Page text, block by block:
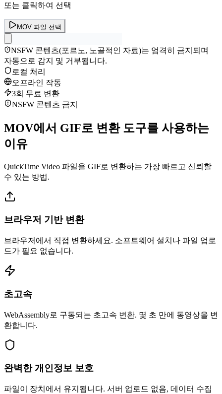
또는 클릭하여 선택
MOV 파일 선택
NSFW 콘텐츠(포르노, 노골적인 자료)는 엄격히 금지되며
자동으로 감지 및 거부됩니다.
로컬 처리
오프라인 작동
3회 무료 변환
NSFW 콘텐츠 금지
MOV에서 GIF로 변환 도구를 사용하는
이유
QuickTime Video 파일을 GIF로 변환하는 가장 빠르고 신뢰할
수 있는 방법.
브라우저 기반 변환
브라우저에서 직접 변환하세요. 소프트웨어 설치나 파일 업로
드가 필요 없습니다.
초고속
WebAssembly로 구동되는 초고속 변환. 몇 초 만에 동영상을 변
환합니다.
완벽한 개인정보 보호
파일이 장치에서 유지됩니다. 서버 업로드 없음, 데이터 수집